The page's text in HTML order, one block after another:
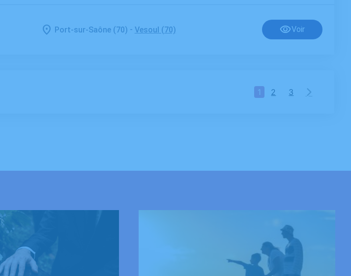
Port-sur-Saône (70) - Vesoul (70) Voir
1 2 3